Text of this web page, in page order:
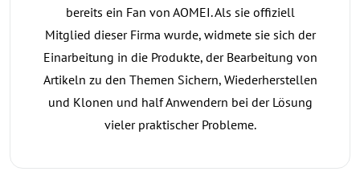
bereits ein Fan von AOMEI. Als sie offiziell
Mitglied dieser Firma wurde, widmete sie sich der
Einarbeitung in die Produkte, der Bearbeitung von
Artikeln zu den Themen Sichern, Wiederherstellen
und Klonen und half Anwendern bei der Lösung
vieler praktischer Probleme.